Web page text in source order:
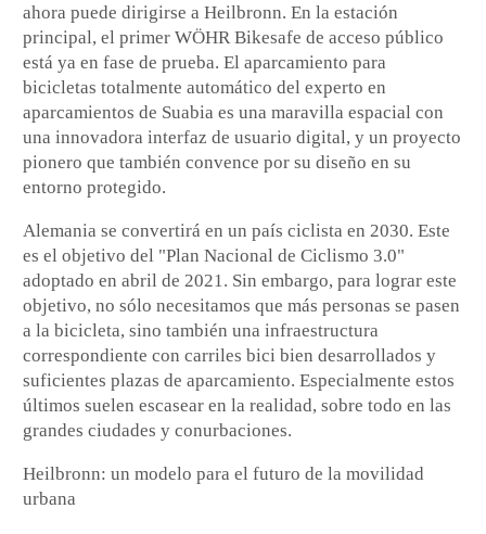
ahora puede dirigirse a Heilbronn. En la estación
principal, el primer WÖHR Bikesafe de acceso público
está ya en fase de prueba. El aparcamiento para
bicicletas totalmente automático del experto en
aparcamientos de Suabia es una maravilla espacial con
una innovadora interfaz de usuario digital, y un proyecto
pionero que también convence por su diseño en su
entorno protegido.
Alemania se convertirá en un país ciclista en 2030. Este
es el objetivo del "Plan Nacional de Ciclismo 3.0"
adoptado en abril de 2021. Sin embargo, para lograr este
objetivo, no sólo necesitamos que más personas se pasen
a la bicicleta, sino también una infraestructura
correspondiente con carriles bici bien desarrollados y
suficientes plazas de aparcamiento. Especialmente estos
últimos suelen escasear en la realidad, sobre todo en las
grandes ciudades y conurbaciones.
Heilbronn: un modelo para el futuro de la movilidad
urbana